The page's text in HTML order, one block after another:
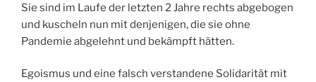
Sie sind im Laufe der letzten 2 Jahre rechts abgebogen
und kuscheln nun mit denjenigen, die sie ohne
Pandemie abgelehnt und bekämpft hätten.
Egoismus und eine falsch verstandene Solidarität mit